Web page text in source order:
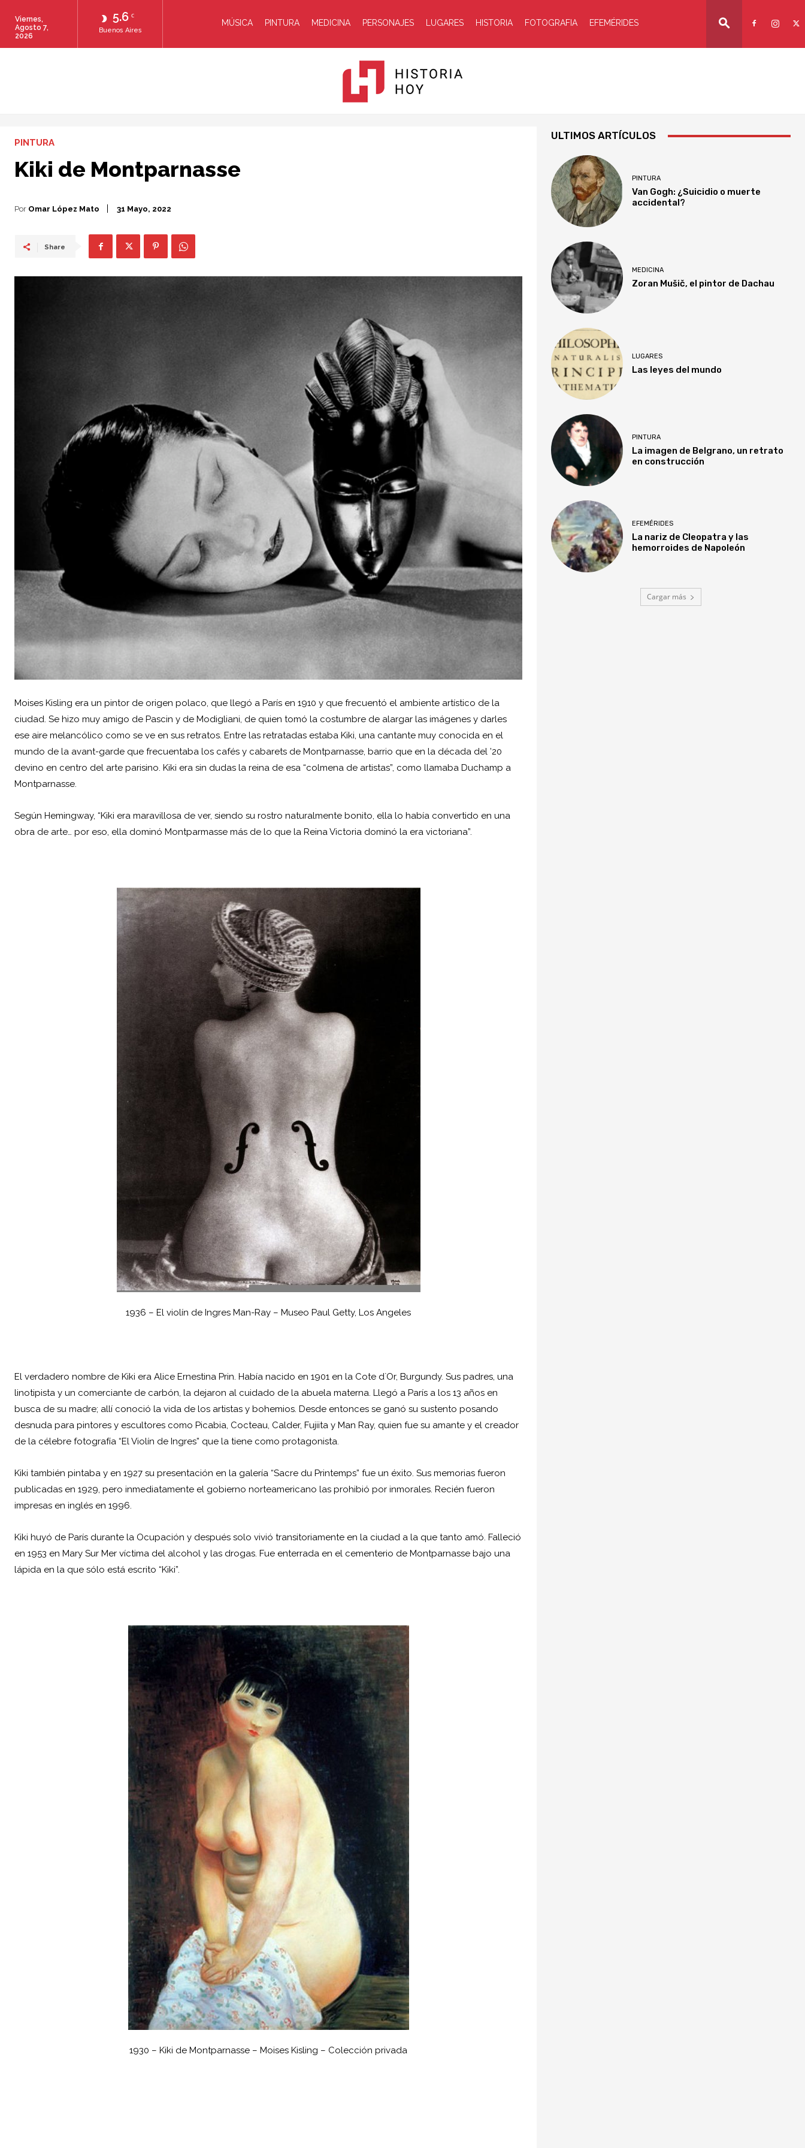
5.6 C
Buenos Aires
Viernes,
Agosto 7,
2026
MÚSICA PINTURA MEDICINA PERSONAJES LUGARES HISTORIA FOTOGRAFIA EFEMÉRIDES
PINTURA
Kiki de Montparnasse
Por Omar López Mato 31 Mayo, 2022
Share
Moises Kisling era un pintor de origen polaco, que llegó a París en 1910 y que frecuentó el ambiente artístico de la
ciudad. Se hizo muy amigo de Pascin y de Modigliani, de quien tomó la costumbre de alargar las imágenes y darles
ese aire melancólico como se ve en sus retratos. Entre las retratadas estaba Kiki, una cantante muy conocida en el
mundo de la avant-garde que frecuentaba los cafés y cabarets de Montparnasse, barrio que en la década del ’20
devino en centro del arte parisino. Kiki era sin dudas la reina de esa “colmena de artistas”, como llamaba Duchamp a
Montparnasse.
Según Hemingway, “Kiki era maravillosa de ver, siendo su rostro naturalmente bonito, ella lo había convertido en una
obra de arte… por eso, ella dominó Montparmasse más de lo que la Reina Victoria dominó la era victoriana”.
1936 – El violín de Ingres Man-Ray – Museo Paul Getty, Los Angeles
El verdadero nombre de Kiki era Alice Ernestina Prin. Había nacido en 1901 en la Cote d`Or, Burgundy. Sus padres, una
linotipista y un comerciante de carbón, la dejaron al cuidado de la abuela materna. Llegó a París a los 13 años en
busca de su madre; allí conoció la vida de los artistas y bohemios. Desde entonces se ganó su sustento posando
desnuda para pintores y escultores como Picabia, Cocteau, Calder, Fujiita y Man Ray, quien fue su amante y el creador
de la célebre fotografía “El Violín de Ingres” que la tiene como protagonista.
Kiki también pintaba y en 1927 su presentación en la galería “Sacre du Printemps” fue un éxito. Sus memorias fueron
publicadas en 1929, pero inmediatamente el gobierno norteamericano las prohibió por inmorales. Recién fueron
impresas en inglés en 1996.
Kiki huyó de París durante la Ocupación y después solo vivió transitoriamente en la ciudad a la que tanto amó. Falleció
en 1953 en Mary Sur Mer víctima del alcohol y las drogas. Fue enterrada en el cementerio de Montparnasse bajo una
lápida en la que sólo está escrito “Kiki”.
1930 – Kiki de Montparnasse – Moises Kisling – Colección privada
ULTIMOS ARTÍCULOS
PINTURA
Van Gogh: ¿Suicidio o muerte
accidental?
MEDICINA
Zoran Mušič, el pintor de Dachau
LUGARES
Las leyes del mundo
PINTURA
La imagen de Belgrano, un retrato
en construcción
EFEMÉRIDES
La nariz de Cleopatra y las
hemorroides de Napoleón
Cargar más